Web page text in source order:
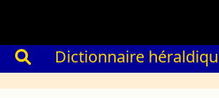
Dictionnaire